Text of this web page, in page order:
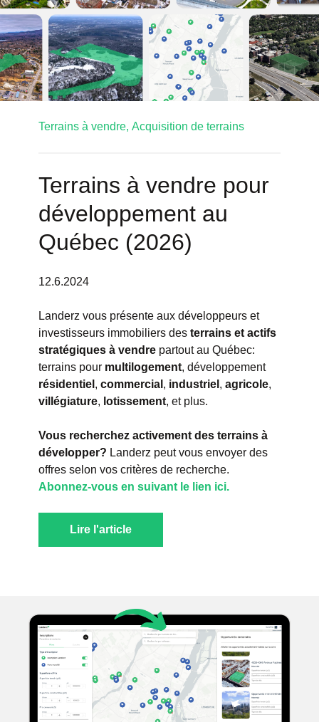
Terrains à vendre, Acquisition de terrains
Terrains à vendre pour
développement au
Québec (2026)
12.6.2024
Landerz vous présente aux développeurs et
investisseurs immobiliers des terrains et actifs
stratégiques à vendre partout au Québec:
terrains pour multilogement, développement
résidentiel , commercial , industriel , agricole,
villégiature, lotissement, et plus.
Vous recherchez activement des terrains à
développer? Landerz peut vous envoyer des
offres selon vos critères de recherche.
Abonnez-vous en suivant le lien ici.
Lire l'article